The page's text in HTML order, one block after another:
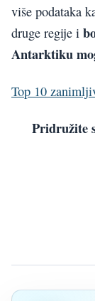
više podataka
druge regije i
Antarktiku
Top 10
Pridružite